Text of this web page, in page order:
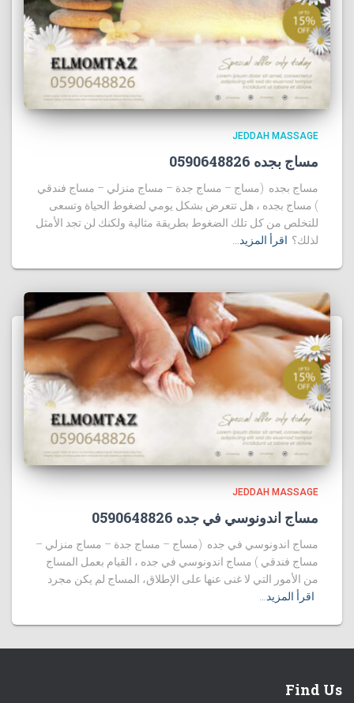
JEDDAH MASSAGE
مساج بجده 0590648826
مساج بجده (مساج – مساج جدة – مساج منزلي – مساج فندقي
) مساج بجده ، هل تتعرض بشكل يومي لضغوط الحياة وتسعى
للتخلص من كل تلك الضغوط بطريقة مثالية ولكنك لن تجد الأمثل
لذلك؟ اقرأ المزيد…
JEDDAH MASSAGE
مساج اندونوسي في جده 0590648826
مساج اندونوسي في جده (مساج – مساج جدة – مساج منزلي –
مساج فندقي ) مساج اندونوسي في جده ، القيام بعمل المساج
من الأمور التي لا غنى عنها على الإطلاق، المساج لم يكن مجرد
اقرأ المزيد…
Find Us